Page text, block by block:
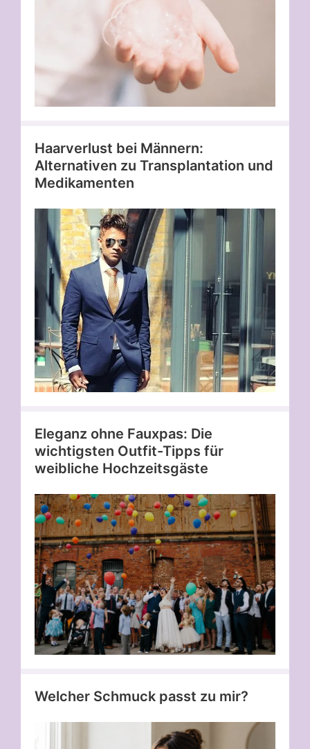
Haarverlust bei Männern:
Alternativen zu Transplantation und
Medikamenten
Eleganz ohne Fauxpas: Die
wichtigsten Outfit-Tipps für
weibliche Hochzeitsgäste
Welcher Schmuck passt zu mir?